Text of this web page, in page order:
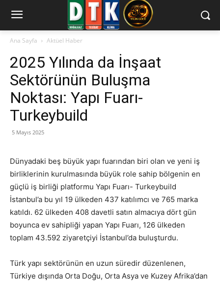
Ana Sayfa Aktüel Haber
2025 Yılında da İnşaat
Sektörünün Buluşma
Noktası: Yapı Fuarı-
Turkeybuild
5 Mayıs 2025
Dünyadaki beş büyük yapı fuarından biri olan ve yeni iş
birliklerinin kurulmasında büyük role sahip bölgenin en
güçlü iş birliği platformu Yapı Fuarı- Turkeybuild
İstanbul’a bu yıl 19 ülkeden 437 katılımcı ve 765 marka
katıldı. 62 ülkeden 408 davetli satın almacıya dört gün
boyunca ev sahipliği yapan Yapı Fuarı, 126 ülkeden
toplam 43.592 ziyaretçiyi İstanbul’da buluşturdu.
Türk yapı sektörünün en uzun süredir düzenlenen,
Türkiye dışında Orta Doğu, Orta Asya ve Kuzey Afrika’dan